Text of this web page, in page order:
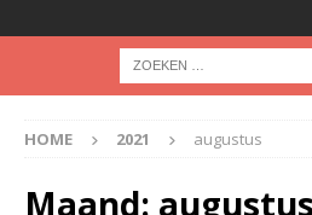
HOME 2021 augustus
Maand: